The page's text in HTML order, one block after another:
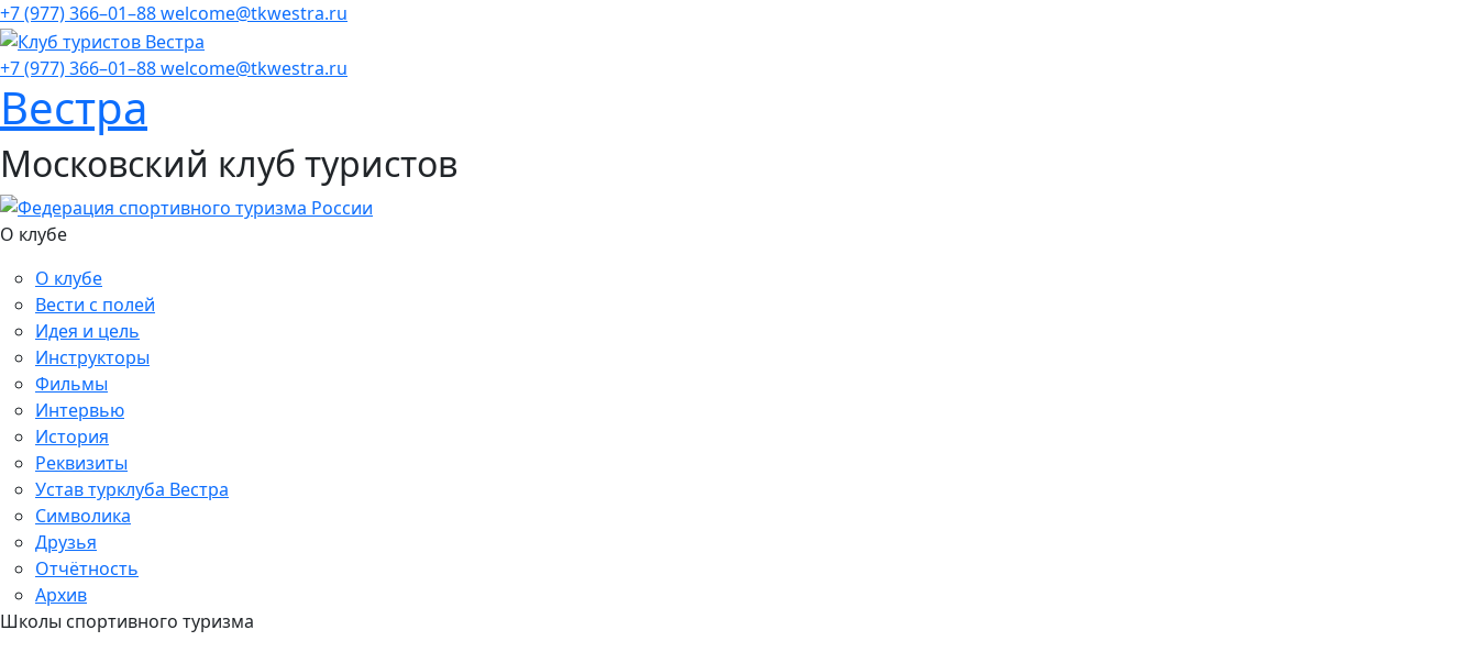
+7 (977) 366–01–88welcome@tkwestra.ru
+7 (977) 366–01–88welcome@tkwestra.ru
Вестра
Московский клуб туристов
О клубе
О клубе
Вести с полей
Идея и цель
Инструкторы
Фильмы
Интервью
История
Реквизиты
Устав турклуба Вестра
Символика
Друзья
Отчётность
Архив
Школы спортивного туризма